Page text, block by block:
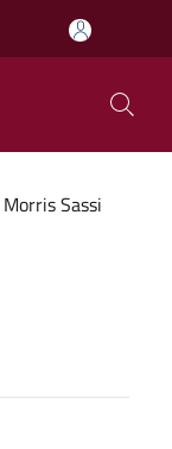
Morris Sassi